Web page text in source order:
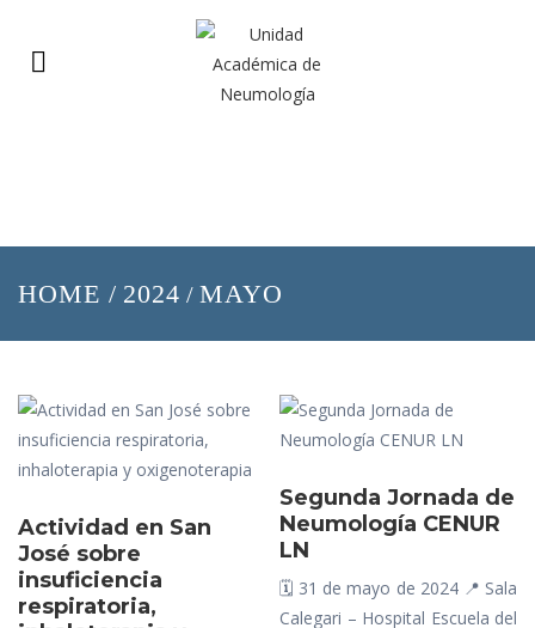
HOME / 2024 / MAYO
Actividad en San
José sobre
insuficiencia
respiratoria,
Segunda Jornada de
Neumología CENUR
LN
🗓️ 31 de mayo de 2024 📍 Sala
Calegari – Hospital Escuela del